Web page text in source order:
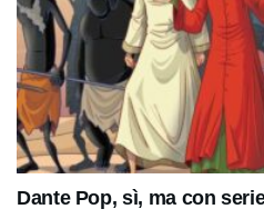
Dante Pop, sì, ma con